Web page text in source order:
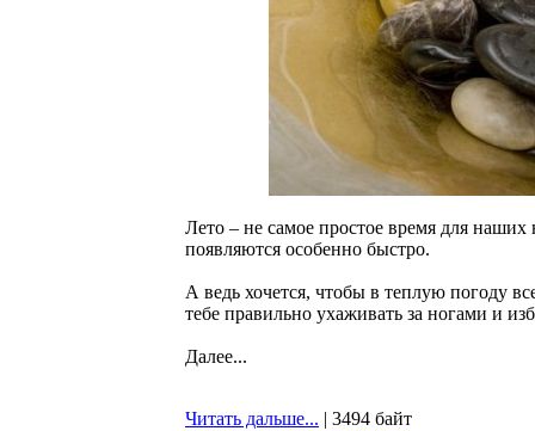
Лето – не самое простое время для
появляются особенно быстро.
А ведь хочется, чтобы в теплую погоду
тебе правильно ухаживать за ногами и
Далее...
Читать дальше... | 3494 байт